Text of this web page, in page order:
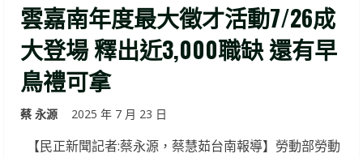
雲嘉南年度最大徵才活動7/26成
大登場 釋出近3,000職缺 還有早
鳥禮可拿
蔡 永源 2025 年 7 月 23 日
【民正新聞記者:蔡永源，蔡慧茹台南報導】勞動部勞動